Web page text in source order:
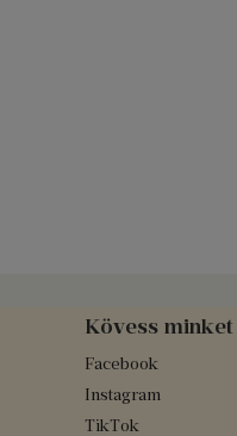
Kövess minket
Facebook
Instagram
TikTok